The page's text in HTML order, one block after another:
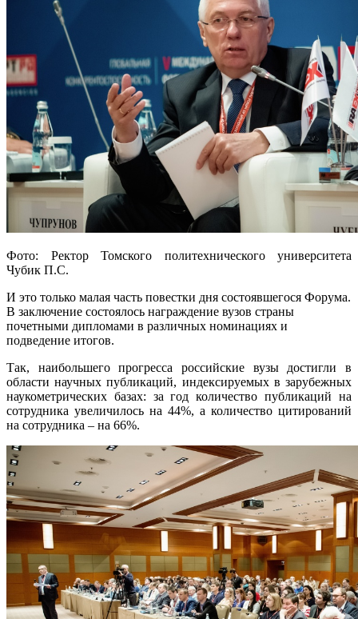
Фото: Ректор Томского политехнического университета
Чубик П.С.
И это только малая часть повестки дня состоявшегося Форума.
В заключение состоялось награждение вузов страны
почетными дипломами в различных номинациях и
подведение итогов.
Так, наибольшего прогресса российские вузы достигли в
области научных публикаций, индексируемых в зарубежных
наукометрических базах: за год количество публикаций на
сотрудника увеличилось на 44%, а количество цитирований
на сотрудника – на 66%.